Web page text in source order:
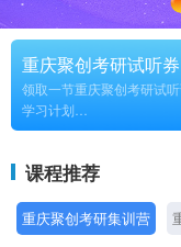
重庆聚创考研试听券
领取一节重庆聚创考研试
学习计划
长期
课程推荐
重庆聚创考研集训营